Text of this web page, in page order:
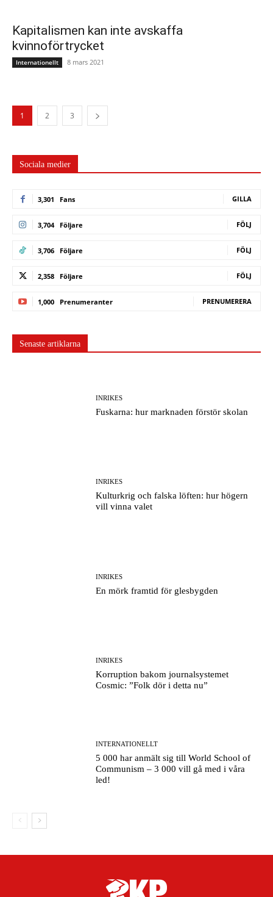
Kapitalismen kan inte avskaffa
kvinnoförtrycket
Internationellt 8 mars 2021
1 2 3
Sociala medier
3,301 Fans GILLA
3,704 Följare FÖLJ
3,706 Följare FÖLJ
2,358 Följare FÖLJ
1,000 Prenumeranter PRENUMERERA
Senaste artiklarna
INRIKES
Fuskarna: hur marknaden förstör skolan
INRIKES
Kulturkrig och falska löften: hur högern
vill vinna valet
INRIKES
En mörk framtid för glesbygden
INRIKES
Korruption bakom journalsystemet
Cosmic: ”Folk dör i detta nu”
INTERNATIONELLT
5 000 har anmält sig till World School of
Communism – 3 000 vill gå med i våra
led!